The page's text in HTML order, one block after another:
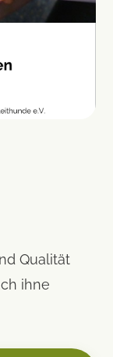
Qualität
ihne